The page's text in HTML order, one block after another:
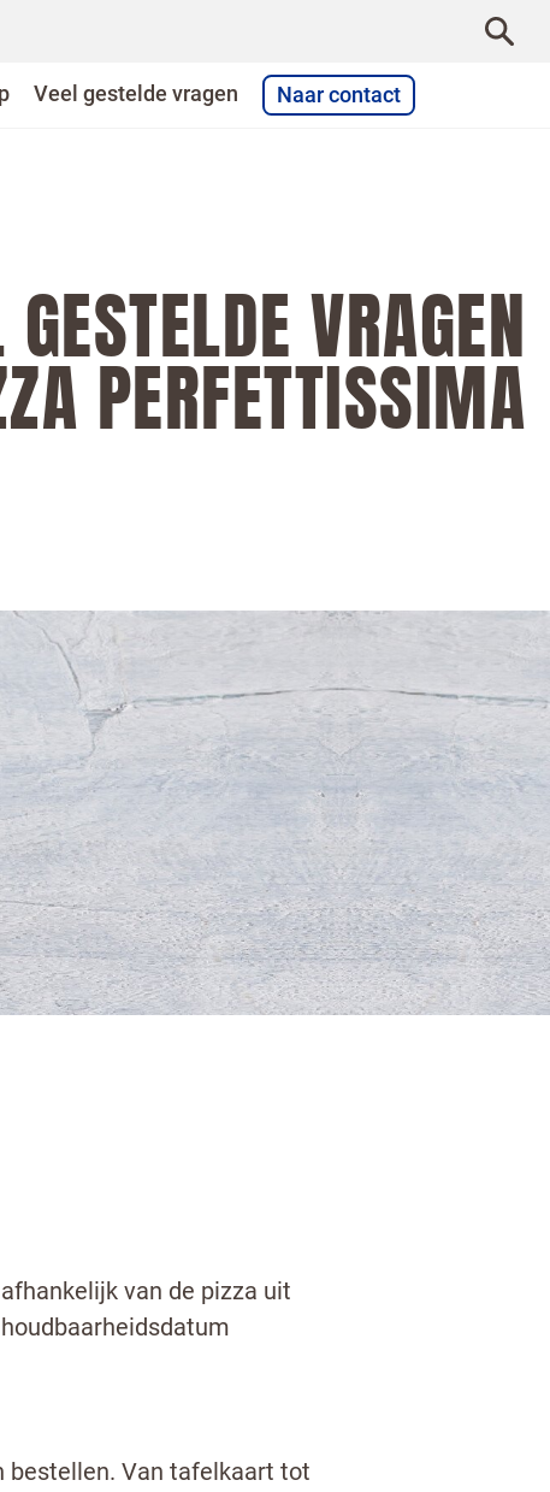
Veel gestelde vragen Naar contact
VRAGEN
PERFETTISSIMA
producten. Of je nu
of gewoon nieuwsgierig
van de pizza uit
bestellen. Van tafelkaart tot